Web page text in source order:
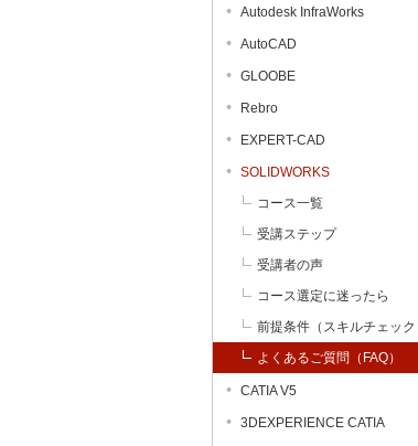
Autodesk InfraWorks
AutoCAD
GLOOBE
Rebro
EXPERT-CAD
SOLIDWORKS
コース一覧
受講ステップ
受講者の声
コース選定に迷ったら
前提条件（スキルチェック
よくあるご質問（FAQ）
CATIA V5
3DEXPERIENCE CATIA